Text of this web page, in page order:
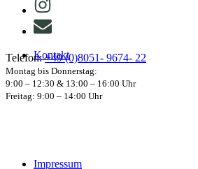
Kontakt
Telefon:+49 (0)8051- 9674- 22
Montag bis Donnerstag:
9:00 – 12:30 & 13:00 – 16:00 Uhr
Freitag: 9:00 – 14:00 Uhr
Impressum